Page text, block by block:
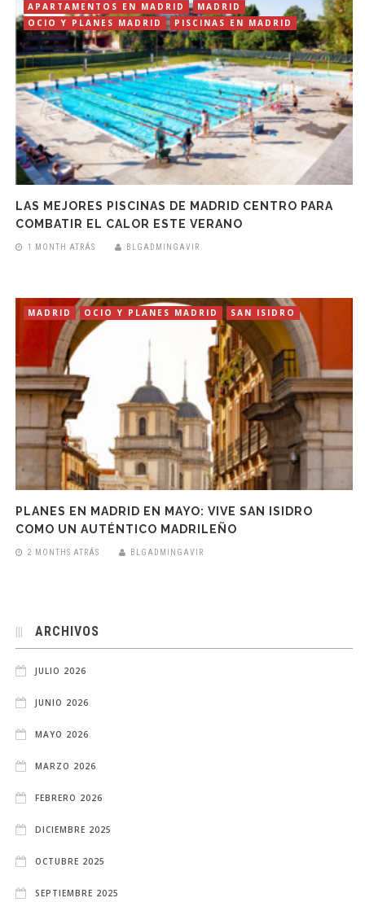
APARTAMENTOS EN MADRID
MADRID
OCIO Y PLANES MADRID
PISCINAS EN MADRID
LAS MEJORES PISCINAS DE MADRID CENTRO PARA
COMBATIR EL CALOR ESTE VERANO
1 MONTH ATRÁS BLGADMINGAVIR
MADRID OCIO Y PLANES MADRID SAN ISIDRO
PLANES EN MADRID EN MAYO: VIVE SAN ISIDRO
COMO UN AUTÉNTICO MADRILEÑO
2 MONTHS ATRÁS BLGADMINGAVIR
ARCHIVOS
JULIO 2026
JUNIO 2026
MAYO 2026
MARZO 2026
FEBRERO 2026
DICIEMBRE 2025
OCTUBRE 2025
SEPTIEMBRE 2025